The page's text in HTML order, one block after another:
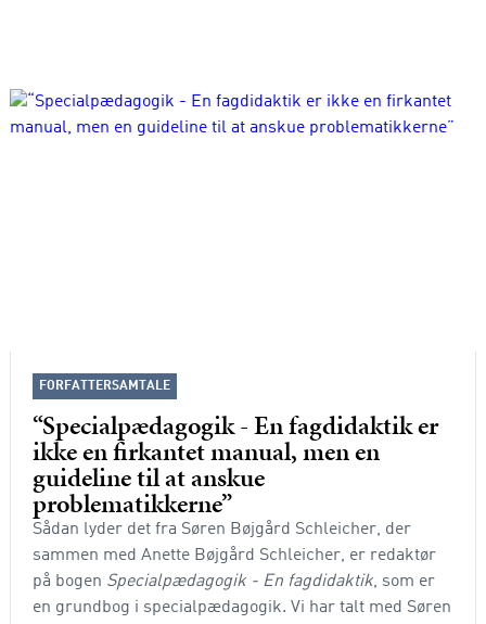
FORFATTERSAMTALE
“Specialpædagogik - En fagdidaktik er
ikke en firkantet manual, men en
guideline til at anskue
problematikkerne”
Sådan lyder det fra Søren Bøjgård Schleicher, der
sammen med Anette Bøjgård Schleicher, er redaktør
på bogen Specialpædagogik - En fagdidaktik, som er
en grundbog i specialpædagogik. Vi har talt med Søren